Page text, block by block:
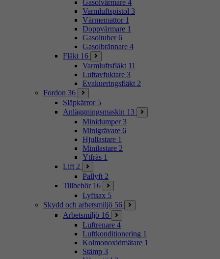
Gasolvärmare 4
Varmluftspistol 3
Värmemattor 1
Doppvärmare 1
Gasoltuber 6
Gasolbrännare 4
Fläkt 16
Varmluftsfläkt 11
Luftavfuktare 3
Evakueringsfläkt 2
Fordon 36
Släpkärror 5
Anläggningsmaskin 13
Minidumper 3
Minigrävare 6
Hjullastare 1
Minilastare 2
Ytfräs 1
Lift 2
Pallyft 2
Tillbehör 16
Lyftsax 5
Skydd och arbetsmiljö 56
Arbetsmiljö 16
Luftrenare 4
Luftkonditionering 1
Kolmonoxidmätare 1
Stämp 3